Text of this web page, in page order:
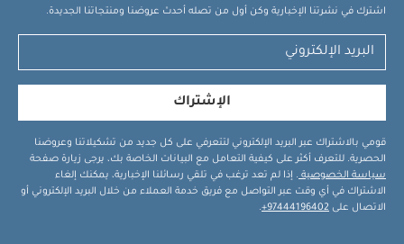
اشترك في نشرتنا الإخبارية وكن أول من تصله أحدث عروضنا ومنتجاتنا الجديدة.
الإشتراك
قومي بالاشتراك عبر البريد الإلكتروني لتتعرفي على كل جديد من تشكيلاتنا وعروضنا
الحصرية. للتعرف أكثر على كيفية التعامل مع البيانات الخاصة بك، يرجى زيارة صفحة
سياسة الخصوصية . إذا لم تعد ترغب في تلقي رسائلنا الإخبارية، يمكنك إلغاء
الاشتراك في أي وقت عبر التواصل مع فريق خدمة العملاء من خلال البريد الإلكتروني أو
الاتصال على 97444196402+
.